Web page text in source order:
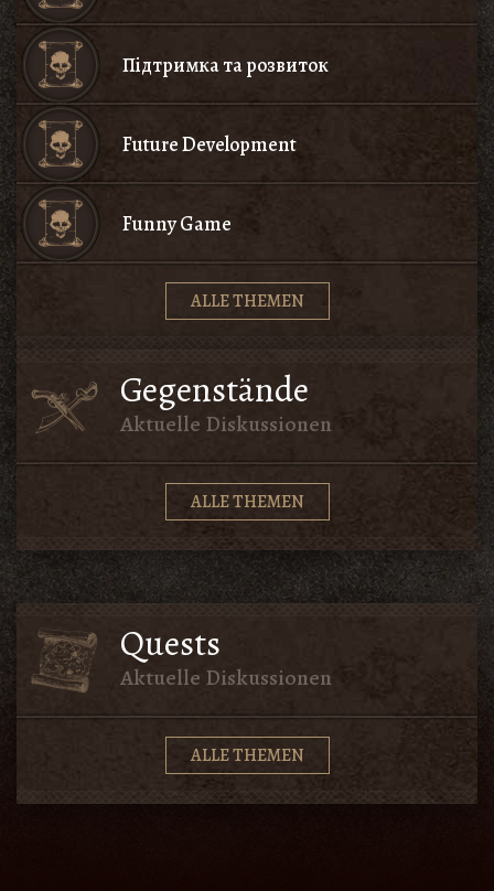
Підтримка та розвиток
Future Development
Funny Game
ALLE THEMEN
Gegenstände
Aktuelle Diskussionen
ALLE THEMEN
Quests
Aktuelle Diskussionen
ALLE THEMEN